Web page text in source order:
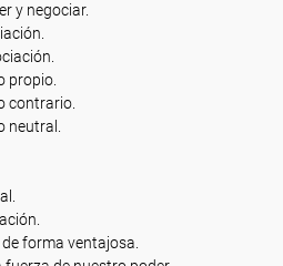
y negociar.
propio.
contrario.
neutral.
forma ventajosa.